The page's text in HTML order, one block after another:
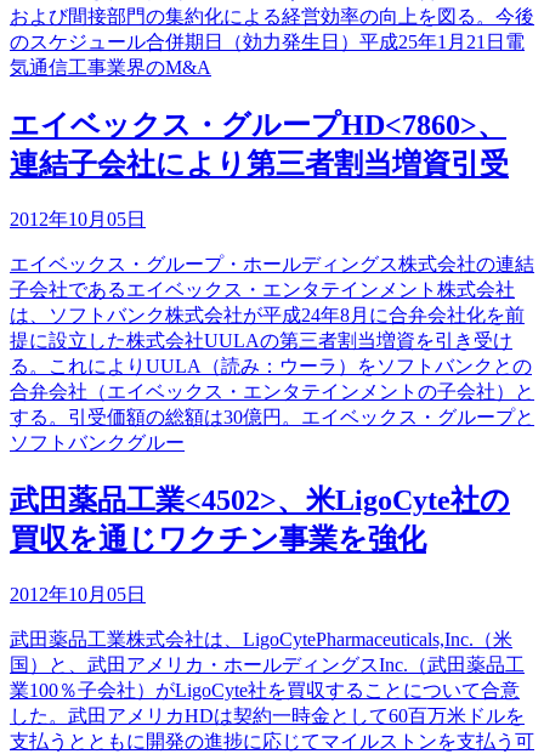
および間接部門の集約化による経営効率の向上を図る。今後
のスケジュール合併期日（効力発生日）平成25年1月21日電
気通信工事業界のM&A
エイベックス・グループHD<7860>、
連結子会社により第三者割当増資引受
2012年10月05日
エイベックス・グループ・ホールディングス株式会社の連結
子会社であるエイベックス・エンタテインメント株式会社
は、ソフトバンク株式会社が平成24年8月に合弁会社化を前
提に設立した株式会社UULAの第三者割当増資を引き受け
る。これによりUULA（読み：ウーラ）をソフトバンクとの
合弁会社（エイベックス・エンタテインメントの子会社）と
する。引受価額の総額は30億円。エイベックス・グループと
ソフトバンクグルー
武田薬品工業<4502>、米LigoCyte社の
買収を通じワクチン事業を強化
2012年10月05日
武田薬品工業株式会社は、LigoCytePharmaceuticals,Inc.（米
国）と、武田アメリカ・ホールディングスInc.（武田薬品工
業100％子会社）がLigoCyte社を買収することについて合意
した。武田アメリカHDは契約一時金として60百万米ドルを
支払うとともに開発の進捗に応じてマイルストンを支払う可